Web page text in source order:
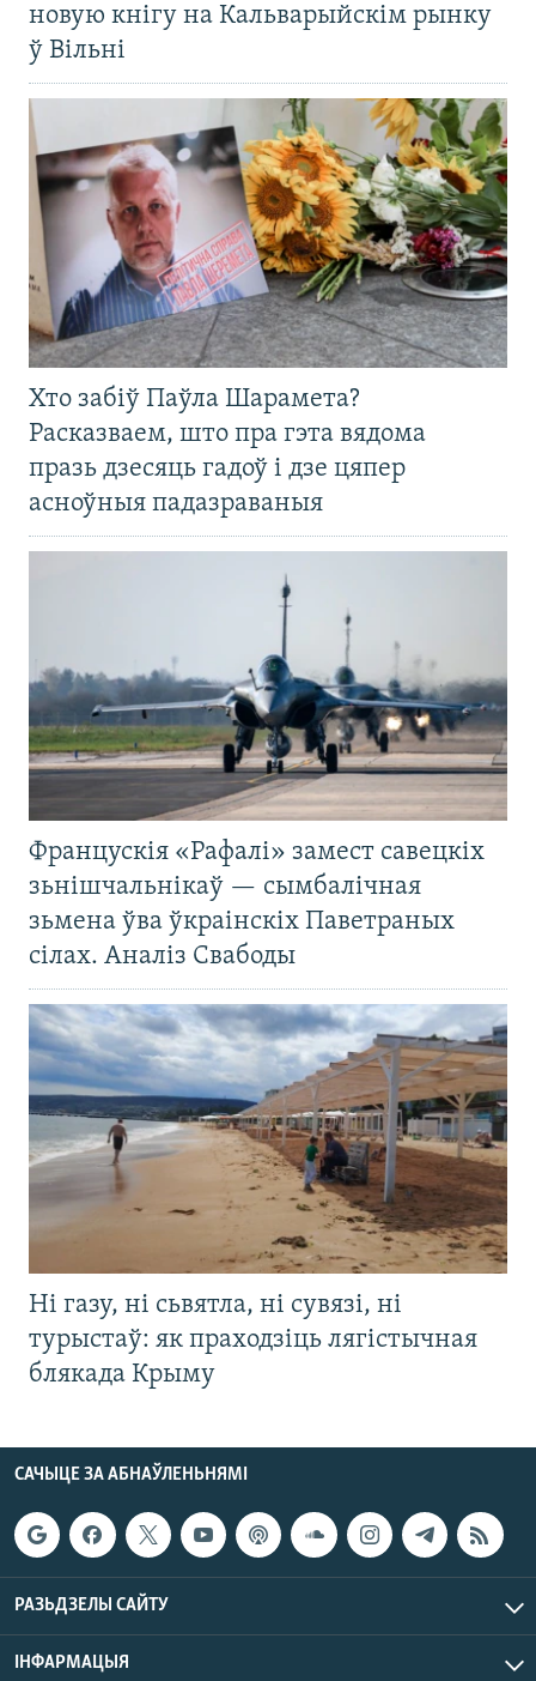
новую кнігу на Кальварыйскім рынку
ў Вільні
Хто забіў Паўла Шарамета?
Расказваем, што пра гэта вядома
празь дзесяць гадоў і дзе цяпер
асноўныя падазраваныя
Францускія «Рафалі» замест савецкіх
зьнішчальнікаў — сымбалічная
зьмена ўва ўкраінскіх Паветраных
сілах. Аналіз Свабоды
Ні газу, ні сьвятла, ні сувязі, ні
турыстаў: як праходзіць лягістычная
блякада Крыму
САЧЫЦЕ ЗА АБНАЎЛЕНЬНЯМІ
РАЗЬДЗЕЛЫ САЙТУ
ІНФАРМАЦЫЯ